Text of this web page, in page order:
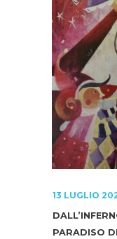
13 LUGLIO
PARADISO